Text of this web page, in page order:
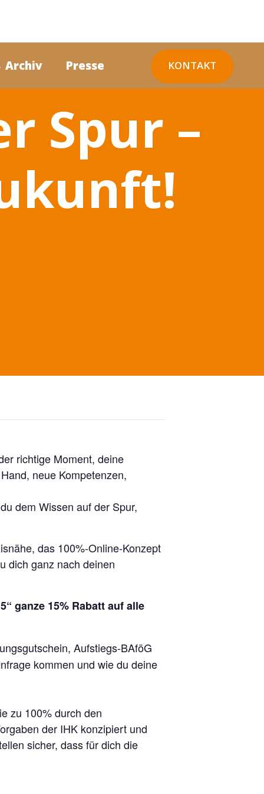
Archiv Presse KONTAKT
Spur –
richtige Moment, deine
neue Kompetenzen,
dem Wissen auf der Spur,
das 100%-Online-Konzept
dich ganz nach deinen
ganze 15% Rabatt auf alle
Aufstiegs-BAföG
kommen und wie du deine
zu 100% durch den
der IHK konzipiert und
sicher, dass für dich die